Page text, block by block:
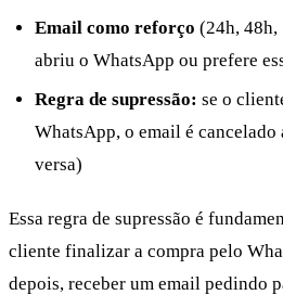
Email como reforço (24h, 48h,
abriu o WhatsApp ou prefere
Regra de supressão: se o
WhatsApp, o email é
versa)
Essa regra de supressão é
cliente finalizar a compra pelo
depois, receber um email pedindo